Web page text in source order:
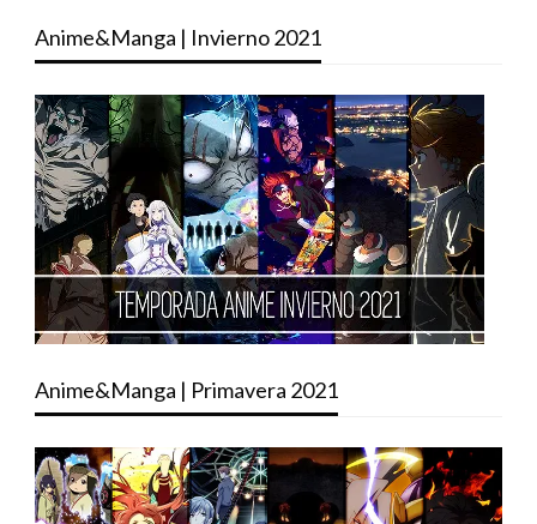
Anime&Manga | Invierno 2021
Anime&Manga | Primavera 2021